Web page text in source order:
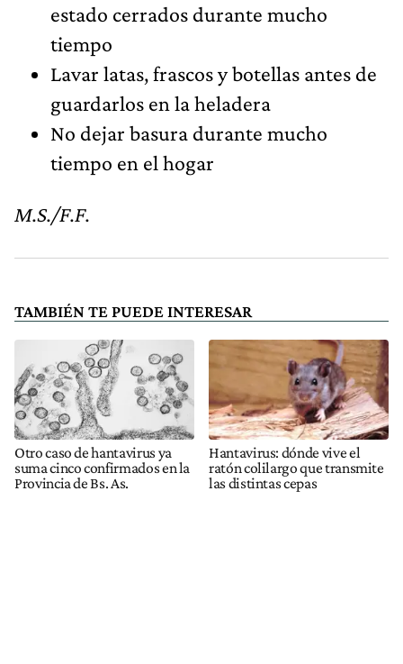
estado cerrados durante mucho
tiempo
Lavar latas, frascos y botellas antes de
guardarlos en la heladera
No dejar basura durante mucho
tiempo en el hogar
M.S./F.F.
TAMBIÉN TE PUEDE INTERESAR
Otro caso de hantavirus ya
suma cinco confirmados en la
Provincia de Bs. As.
Hantavirus: dónde vive el
ratón colilargo que transmite
las distintas cepas